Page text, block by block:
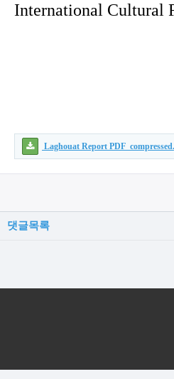
International Cultural
Laghouat Report
댓글목록